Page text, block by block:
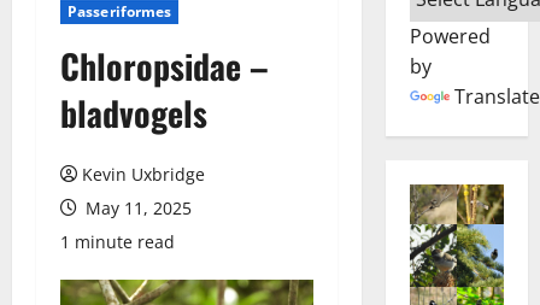
Passeriformes
Chloropsidae –
bladvogels
Kevin Uxbridge
May 11, 2025
1 minute read
Powered
by
Translate